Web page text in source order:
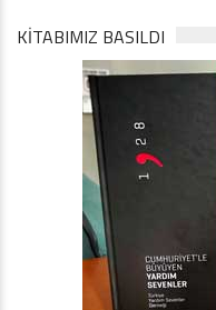
KİTABIMIZ BASILDI